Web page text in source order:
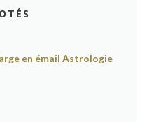
en émail Astrologie